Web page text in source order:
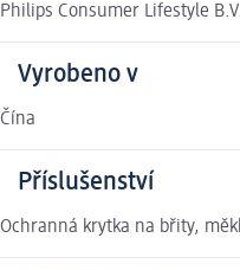
Philips Consumer Lifestyle
Vyrobeno v
Čína
Příslušenství
Ochranná krytka na břity,